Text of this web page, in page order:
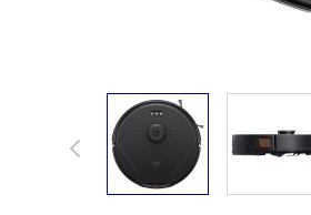
View larger image